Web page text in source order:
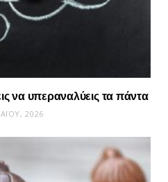
να υπεραναλύεις τα πάντα
2026